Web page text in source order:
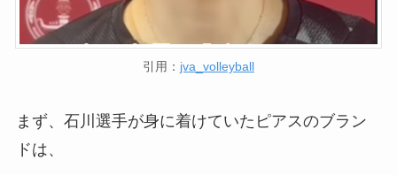
引用： jva_volleyball
まず、石川選手が身に着けていたピアスのブラン
ドは、